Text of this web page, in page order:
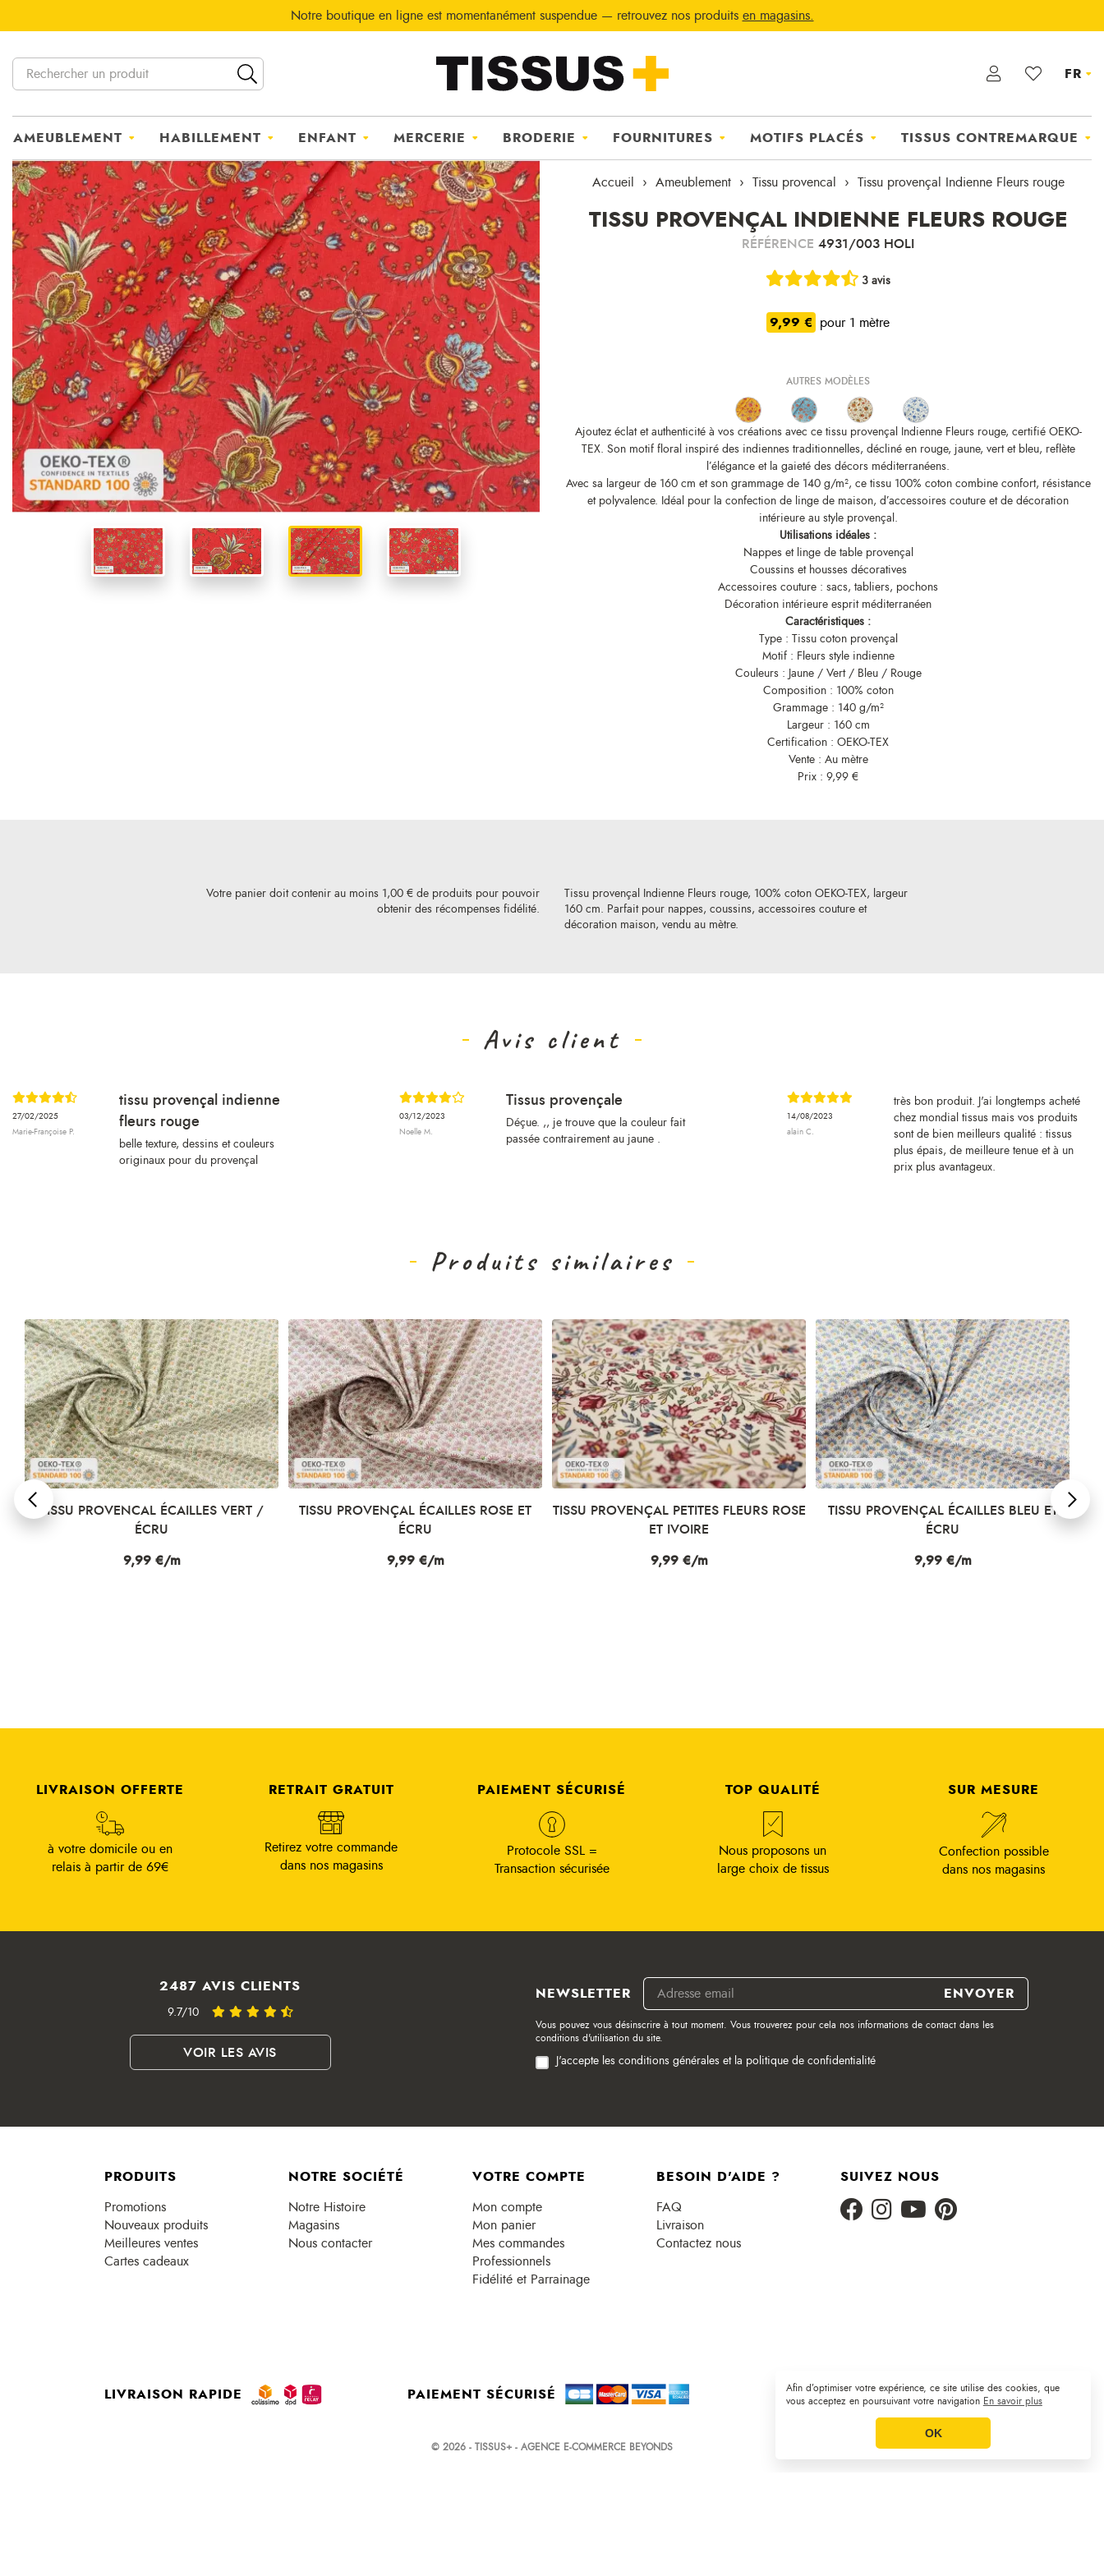
Afin d’optimiser votre expérience, ce site utilise des cookies, que
vous acceptez en poursuivant votre navigation En savoir plus
OK
Notre boutique en ligne est momentanément suspendue — retrouvez nos produits en magasins.
FR
AMEUBLEMENT HABILLEMENT ENFANT MERCERIE BRODERIE FOURNITURES MOTIFS PLACÉS TISSUS CONTREMARQUE
Accueil Ameublement Tissu provencal Tissu provençal Indienne Fleurs rouge
TISSU PROVENÇAL INDIENNE FLEURS ROUGE
RÉFÉRENCE 4931/003 HOLI
3 avis
9,99 € pour 1 mètre
AUTRES MODÈLES
Ajoutez éclat et authenticité à vos créations avec ce tissu provençal Indienne Fleurs rouge, certifié OEKO-
TEX. Son motif floral inspiré des indiennes traditionnelles, décliné en rouge, jaune, vert et bleu, reflète
l’élégance et la gaieté des décors méditerranéens.
Avec sa largeur de 160 cm et son grammage de 140 g/m², ce tissu 100% coton combine confort, résistance
et polyvalence. Idéal pour la confection de linge de maison, d’accessoires couture et de décoration
intérieure au style provençal.
Utilisations idéales :
Nappes et linge de table provençal
Coussins et housses décoratives
Accessoires couture : sacs, tabliers, pochons
Décoration intérieure esprit méditerranéen
Caractéristiques :
Type : Tissu coton provençal
Motif : Fleurs style indienne
Couleurs : Jaune / Vert / Bleu / Rouge
Composition : 100% coton
Grammage : 140 g/m²
Largeur : 160 cm
Certification : OEKO-TEX
Vente : Au mètre
Prix : 9,99 €
Votre panier doit contenir au moins 1,00 € de produits pour pouvoir
obtenir des récompenses fidélité.
Tissu provençal Indienne Fleurs rouge, 100% coton OEKO-TEX, largeur
160 cm. Parfait pour nappes, coussins, accessoires couture et
décoration maison, vendu au mètre.
Avis client
27/02/2025
Marie-Françoise P.
tissu provençal indienne
fleurs rouge
belle texture, dessins et couleurs
originaux pour du provençal
03/12/2023
Noelle M.
Tissus provençale
Déçue. ,, je trouve que la couleur fait
passée contrairement au jaune .
14/08/2023
alain C.
très bon produit. J'ai longtemps acheté
chez mondial tissus mais vos produits
sont de bien meilleurs qualité : tissus
plus épais, de meilleure tenue et à un
prix plus avantageux.
Produits similaires
TISSU PROVENCAL ÉCAILLES VERT /
ÉCRU
Prix
9,99 €/m
TISSU PROVENÇAL ÉCAILLES ROSE ET
ÉCRU
Prix
9,99 €/m
TISSU PROVENÇAL PETITES FLEURS ROSE
ET IVOIRE
Prix
9,99 €/m
TISSU PROVENÇAL ÉCAILLES BLEU ET
ÉCRU
Prix
9,99 €/m
LIVRAISON OFFERTE
à votre domicile ou en
relais à partir de 69€
RETRAIT GRATUIT
Retirez votre commande
dans nos magasins
PAIEMENT SÉCURISÉ
Protocole SSL =
Transaction sécurisée
TOP QUALITÉ
Nous proposons un
large choix de tissus
SUR MESURE
Confection possible
dans nos magasins
2487 AVIS CLIENTS
9.7/10
VOIR LES AVIS
NEWSLETTER
Vous pouvez vous désinscrire à tout moment. Vous trouverez pour cela nos informations de contact dans les
conditions d'utilisation du site.
J'accepte les conditions générales et la politique de confidentialité
PRODUITS
Promotions
Nouveaux produits
Meilleures ventes
Cartes cadeaux
NOTRE SOCIÉTÉ
Notre Histoire
Magasins
Nous contacter
VOTRE COMPTE
Mon compte
Mon panier
Mes commandes
Professionnels
Fidélité et Parrainage
BESOIN D'AIDE ?
FAQ
Livraison
Contactez nous
SUIVEZ NOUS
LIVRAISON RAPIDE PAIEMENT SÉCURISÉ Plan du site | CGV | Mentions légales
© 2026 - TISSUS+ - AGENCE E-COMMERCE BEYONDS